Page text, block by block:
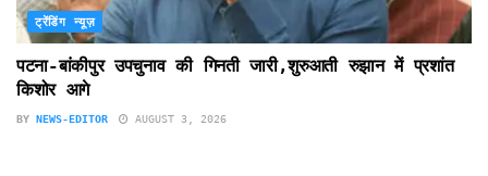
ट्रेंडिंग न्यूज़
पटना-बांकीपुर उपचुनाव की गिनती जारी,शुरुआती रुझान में प्रशांत
किशोर आगे
BY NEWS-EDITOR AUGUST 3, 2026